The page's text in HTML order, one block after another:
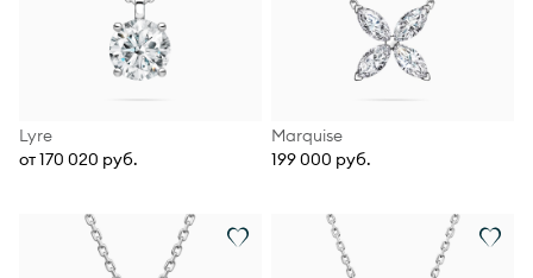
Lyre
от 170 020 руб.
Marquise
199 000 руб.